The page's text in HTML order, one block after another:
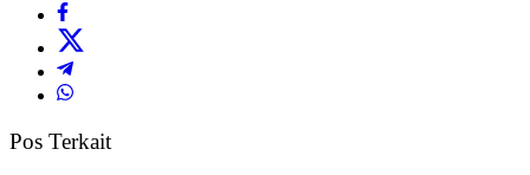
Pos Terkait